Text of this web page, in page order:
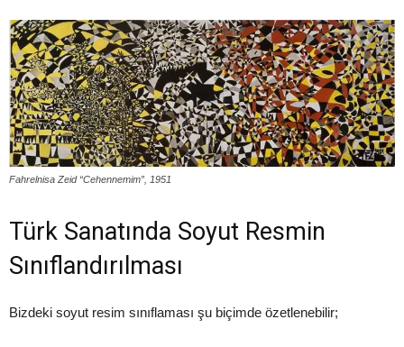
Fahrelnisa Zeid “Cehennemim”, 1951
Türk Sanatında Soyut Resmin
Sınıflandırılması
Bizdeki soyut resim sınıflaması şu biçimde özetlenebilir;